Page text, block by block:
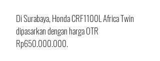
Di Surabaya, Honda CRF1100L Africa Twin
dipasarkan dengan harga OTR
Rp650.000.000.